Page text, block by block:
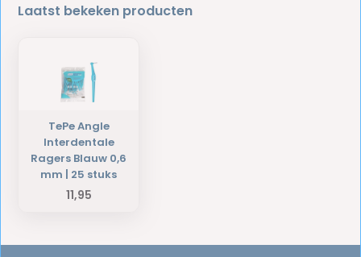
Laatst bekeken producten
TePe Angle
Interdentale
Ragers Blauw 0,6
mm | 25 stuks
11,95